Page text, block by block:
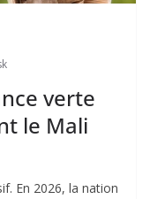
verte
le Mali
En 2026, la nation